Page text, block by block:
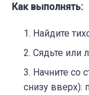
Как выполнять:
Найдите
Сядьте или
Начните со
снизу вверх):